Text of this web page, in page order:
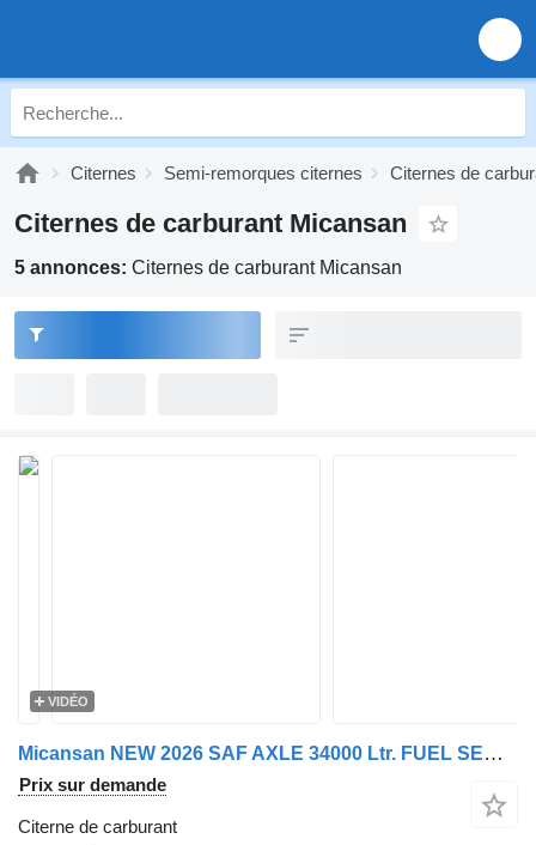
Citernes Semi-remorques citernes Citernes de
Citernes de carburant Micansan
5 annonces: Citernes de carburant Micansan
VIDÉO
Micansan NEW 2026 SAF AXLE 34000 Ltr. FUEL SEMI TRAILER TRANSPORT TANK
Prix sur demande
Citerne de carburant